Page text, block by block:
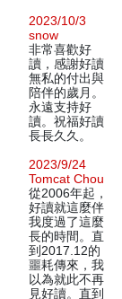
2023/10/3
snow
非常喜歡好
讀，感謝好讀
無私的付出與
陪伴的歲月。
永遠支持好
讀。祝福好讀
長長久久。
2023/9/24
Tomcat Chou
從2006年起，
好讀就這麼伴
我度過了這麼
長的時間。直
到2017.12的
噩耗傳來，我
以為就此不再
見好讀。直到